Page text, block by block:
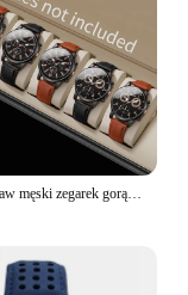
6 sztuk/zestaw męski zegarek gorący modny zestaw kombinacji luksusowy zegarek biznesowy unisex rekreacyjny zegarek kwarcowy w stylu sportowym (pudełko nie jest dołączone)